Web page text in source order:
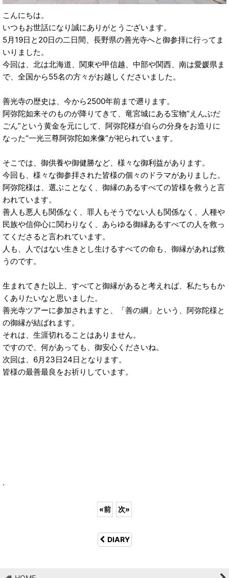
こんにちは。
いつもお世話になり誠にありがとうございます。
5月19日と20日の二日間、長野県の善光寺へと御参拝に行ってま
いりました。
今回は、北は北海道、関東や甲信越、中部や関西、南は愛媛県ま
で、全国から55名の方々がお越しくださいました。
善光寺の歴史は、今から2500年前まで遡ります。
阿弥陀如来そのものが降りてきて、竜宮城にある宝物“えんぶだ
ごん”という黄金を元にして、阿弥陀様が自らの分身をお造りに
なった“一光三尊阿弥陀如来像”が祀られています。
そこでは、御供養や御健勝など、様々な御利益があります。
今回も、様々な御参拝された皆様の個々のドラマがありました。
阿弥陀様は、選ぶことなく、御縁のあるすべての皆様を救うと言
われています。
善人も悪人も関係なく、罪人もそうでない人も関係なく、人種や
民族や信仰心に関わりなく、あらゆる御縁あるすべての人を救っ
てくださると言われています。
人も、人ではない生きとし生けるすべての命も、御縁があれば救
うのです。
生まれてきた以上、すべてと御縁があると考えれば、私たちもか
くありたいなと思いました。
善光寺ツアーに参加されますと、「善の綱」という、阿弥陀様と
の御縁が結ばれます。
それは、生涯切れることはありません。
ですので、何があっても、御安心くださいね。
次回は、6月23日24日となります。
皆様の最善最良をお祈りしています。
.
«前 次»
DIARY